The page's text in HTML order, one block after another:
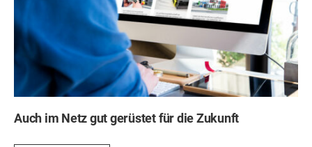
Auch im Netz gut gerüstet für die Zukunft